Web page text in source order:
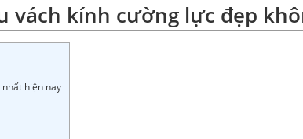
vách kính cường lực đẹp
hiện nay